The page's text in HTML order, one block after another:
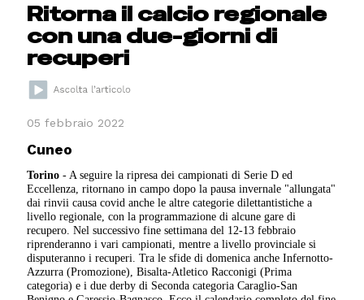
Ritorna il calcio regionale
con una due-giorni di
recuperi
05 febbraio 2022
Cuneo
Torino - A seguire la ripresa dei campionati di Serie D ed
Eccellenza, ritornano in campo dopo la pausa invernale "allungata"
dai rinvii causa covid anche le altre categorie dilettantistiche a
livello regionale, con la programmazione di alcune gare di
recupero. Nel successivo fine settimana del 12-13 febbraio
riprenderanno i vari campionati, mentre a livello provinciale si
disputeranno i recuperi. Tra le sfide di domenica anche Infernotto-
Azzurra (Promozione), Bisalta-Atletico Racconigi (Prima
categoria) e i due derby di Seconda categoria Caraglio-San